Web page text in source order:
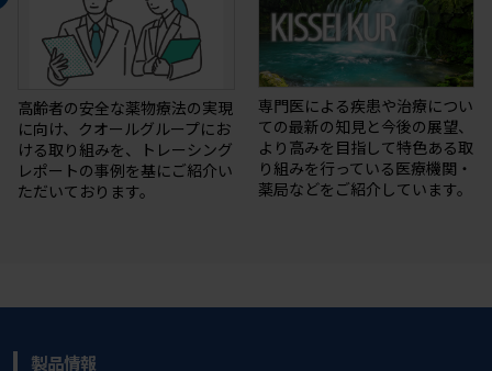
高齢者の安全な薬物療法の実現
に向け、クオールグループにお
ける取り組みを、トレーシング
レポートの事例を基にご紹介い
ただいております。
専門医による疾患や治療につい
ての最新の知⾒と今後の展望、
より⾼みを目指して特⾊ある取
り組みを⾏っている医療機関・
薬局などをご紹介しています。
製品情報